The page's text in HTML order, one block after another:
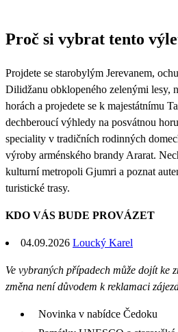
Proč si vybrat tento
Projdete se starobylým Jerevanem,
Dilidžanu obklopeného zelenými lesy,
horách a projedete se k majestátnímu
dechberoucí výhledy na posvátnou
speciality v tradičních rodinných
výroby arménského brandy Ararat.
kulturní metropoli Gjumri a poznat
turistické trasy.
KDO VÁS BUDE PROVÁZET
04.09.2026 Loucký Karel
Ve vybraných případech může dojít ke
změna není důvodem k reklamaci
Novinka v nabídce Čedoku